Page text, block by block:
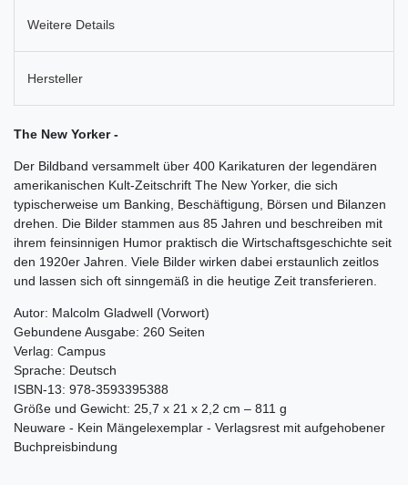
Weitere Details
Hersteller
The New Yorker -
Der Bildband versammelt über 400 Karikaturen der legendären
amerikanischen Kult-Zeitschrift The New Yorker, die sich
typischerweise um Banking, Beschäftigung, Börsen und Bilanzen
drehen. Die Bilder stammen aus 85 Jahren und beschreiben mit
ihrem feinsinnigen Humor praktisch die Wirtschaftsgeschichte seit
den 1920er Jahren. Viele Bilder wirken dabei erstaunlich zeitlos
und lassen sich oft sinngemäß in die heutige Zeit transferieren.
Autor: Malcolm Gladwell (Vorwort)
Gebundene Ausgabe: 260 Seiten
Verlag: Campus
Sprache: Deutsch
ISBN-13: 978-3593395388
Größe und Gewicht: 25,7 x 21 x 2,2 cm – 811 g
Neuware - Kein Mängelexemplar - Verlagsrest mit aufgehobener
Buchpreisbindung